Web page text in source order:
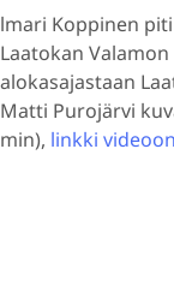
lmari Koppinen
Laatokan
alokasajastaan
Matti Purojärvi
min), linkki